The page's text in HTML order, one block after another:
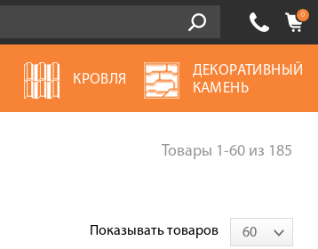
0
КРОВЛЯ
ДЕКОРАТИВНЫЙ
КАМЕНЬ
Товары 1-60из 185
Показывать товаров 60